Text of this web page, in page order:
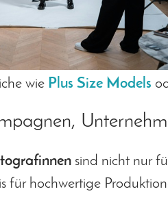
wie Plus Size Models
sind nicht nur
für hochwertige